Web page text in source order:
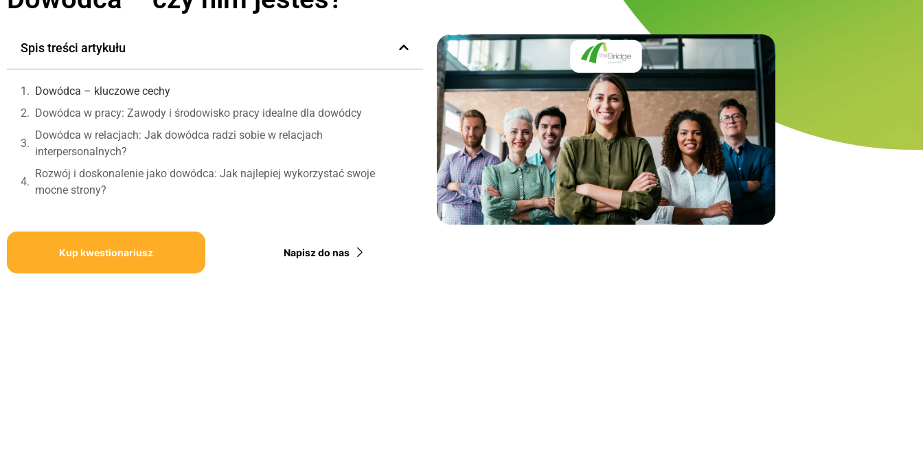
Spis treści artykułu
Dowódca – kluczowe cechy
Dowódca w pracy: Zawody i środowisko pracy idealne dla dowódcy
Dowódca w relacjach: Jak dowódca radzi sobie w relacjach
interpersonalnych?
Rozwój i doskonalenie jako dowódca: Jak najlepiej wykorzystać swoje
mocne strony?
Kup kwestionariusz Napisz do nas